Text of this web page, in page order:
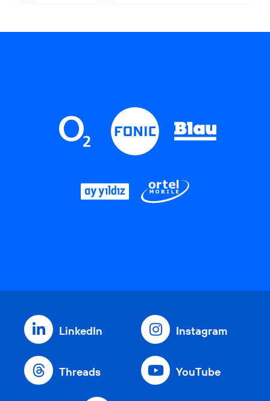
LinkedIn Instagram
Threads YouTube